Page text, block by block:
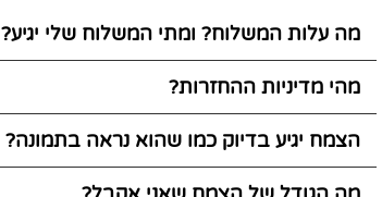
מה עלות המשלוח? ומתי המשלוח שלי יגיע?
מהי מדיניות ההחזרות?
הצמח יגיע בדיוק כמו שהוא נראה בתמונה?